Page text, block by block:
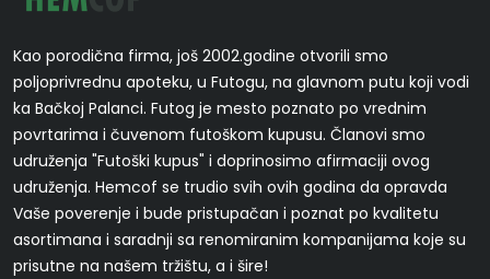
Kao porodična firma, još 2002.godine otvorili smo
poljoprivrednu apoteku, u Futogu, na glavnom putu koji vodi
ka Bačkoj Palanci. Futog je mesto poznato po vrednim
povrtarima i čuvenom futoškom kupusu. Članovi smo
udruženja "Futoški kupus" i doprinosimo afirmaciji ovog
udruženja. Hemcof se trudio svih ovih godina da opravda
Vaše poverenje i bude pristupačan i poznat po kvalitetu
asortimana i saradnji sa renomiranim kompanijama koje su
prisutne na našem tržištu, a i šire!